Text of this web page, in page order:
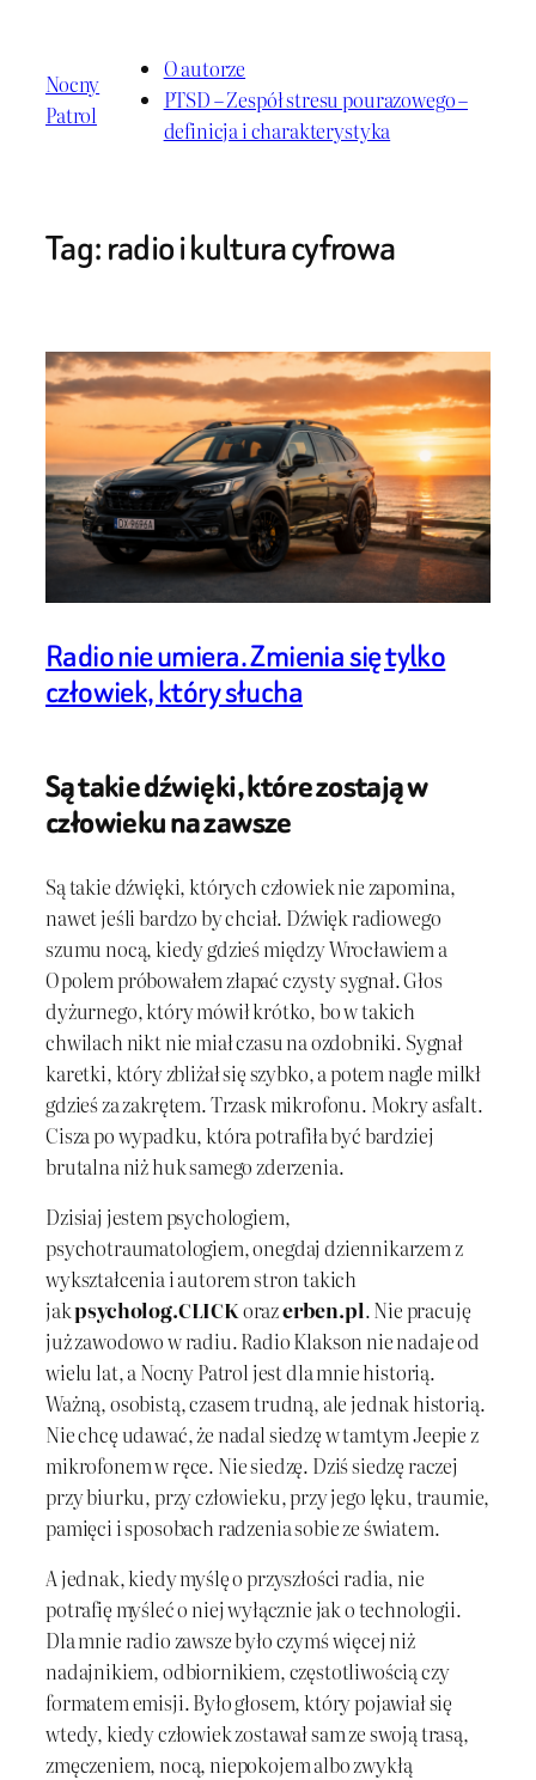
treściNocny
Patrol
O autorze
PTSD – Zespół stresu pourazowego –
definicja i charakterystyka
Tag:radio i kultura cyfrowa
Radio nie umiera. Zmienia się tylko
człowiek, który słucha
Są takie dźwięki, które zostają w
człowieku na zawsze
Są takie dźwięki, których człowiek nie zapomina,
nawet jeśli bardzo by chciał. Dźwięk radiowego
szumu nocą, kiedy gdzieś między Wrocławiem a
Opolem próbowałem złapać czysty sygnał. Głos
dyżurnego, który mówił krótko, bo w takich
chwilach nikt nie miał czasu na ozdobniki. Sygnał
karetki, który zbliżał się szybko, a potem nagle milkł
gdzieś za zakrętem. Trzask mikrofonu. Mokry asfalt.
Cisza po wypadku, która potrafiła być bardziej
brutalna niż huk samego zderzenia.
Dzisiaj jestem psychologiem,
psychotraumatologiem, onegdaj dziennikarzem z
wykształcenia i autorem stron takich
jakpsycholog.CLICKorazerben.pl. Nie pracuję
już zawodowo w radiu. Radio Klakson nie nadaje od
wielu lat, a Nocny Patrol jest dla mnie historią.
Ważną, osobistą, czasem trudną, ale jednak historią.
Nie chcę udawać, że nadal siedzę w tamtym Jeepie z
mikrofonem w ręce. Nie siedzę. Dziś siedzę raczej
przy biurku, przy człowieku, przy jego lęku, traumie,
pamięci i sposobach radzenia sobie ze światem.
A jednak, kiedy myślę o przyszłości radia, nie
potrafię myśleć o niej wyłącznie jak o technologii.
Dla mnie radio zawsze było czymś więcej niż
nadajnikiem, odbiornikiem, częstotliwością czy
formatem emisji. Było głosem, który pojawiał się
wtedy, kiedy człowiek zostawał sam ze swoją trasą,
zmęczeniem, nocą, niepokojem albo zwykłą